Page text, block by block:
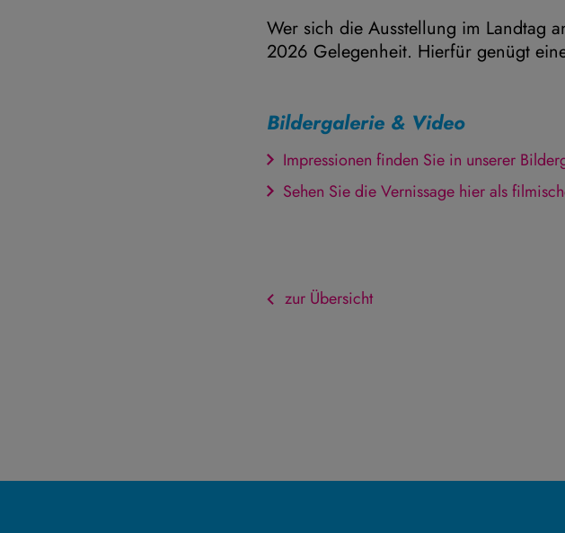
Wer sich die Ausstellung im Landtag
2026 Gelegenheit. Hierfür genügt
Bildergalerie & Video
Impressionen finden Sie in unserer
Sehen Sie die Vernissage hier als
zur Übersicht